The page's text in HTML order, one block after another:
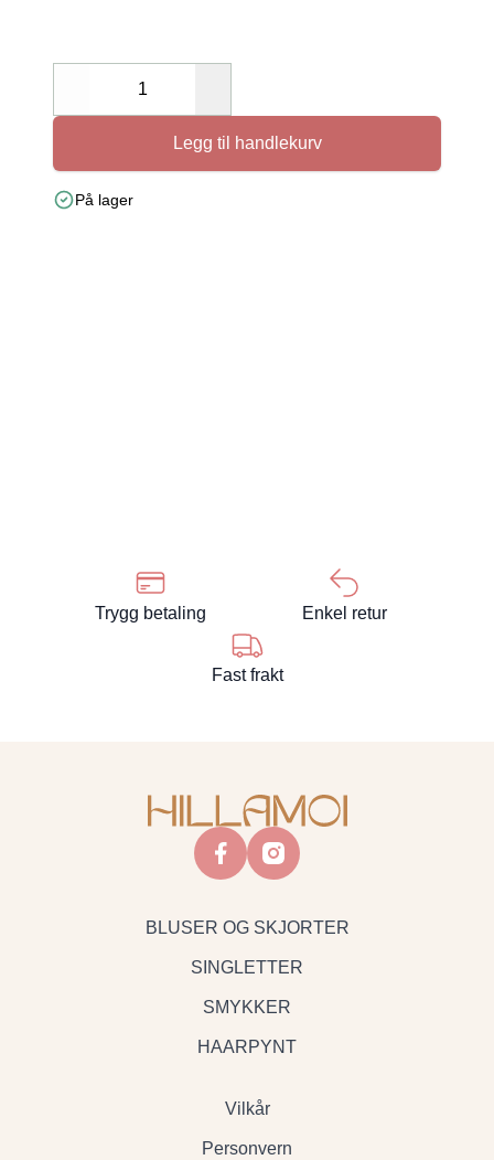
Decrease
Legg til handlekurv
På lager
Trygg betaling Enkel retur
Fast frakt
facebookinstagram
BLUSER OG SKJORTER
SINGLETTER
SMYKKER
HAARPYNT
Vilkår
Personvern